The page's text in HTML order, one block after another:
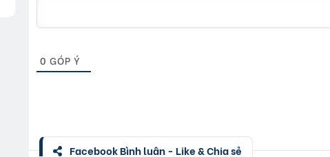
0 GÓP Ý
Facebook Bình luận - Like & Chia sẻ